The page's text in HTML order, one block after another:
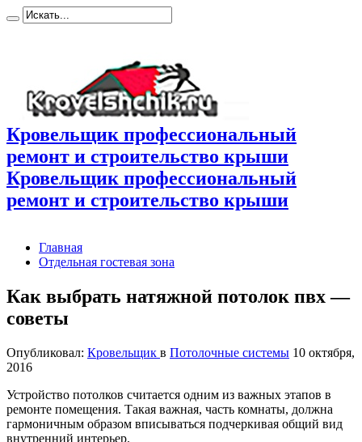
Кровельщик профессиональный
ремонт и строительство крыши
Кровельщик профессиональный
ремонт и строительство крыши
Главная
Отдельная гостевая зона
Как выбрать натяжной потолок пвх —
советы
Опубликовал: Кровельщик в Потолочные системы 10 октября,
2016
Устройство потолков считается одним из важных этапов в
ремонте помещения. Такая важная, часть комнаты, должна
гармоничным образом вписываться подчеркивая общий вид
внутренний интерьер.